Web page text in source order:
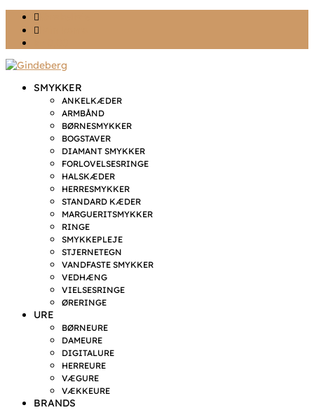
SMYKKER
ANKELKÆDER
ARMBÅND
BØRNESMYKKER
BOGSTAVER
DIAMANT SMYKKER
FORLOVELSESRINGE
HALSKÆDER
HERRESMYKKER
STANDARD KÆDER
MARGUERITSMYKKER
RINGE
SMYKKEPLEJE
STJERNETEGN
VANDFASTE SMYKKER
VEDHÆNG
VIELSESRINGE
ØRERINGE
URE
BØRNEURE
DAMEURE
DIGITALURE
HERREURE
VÆGURE
VÆKKEURE
BRANDS